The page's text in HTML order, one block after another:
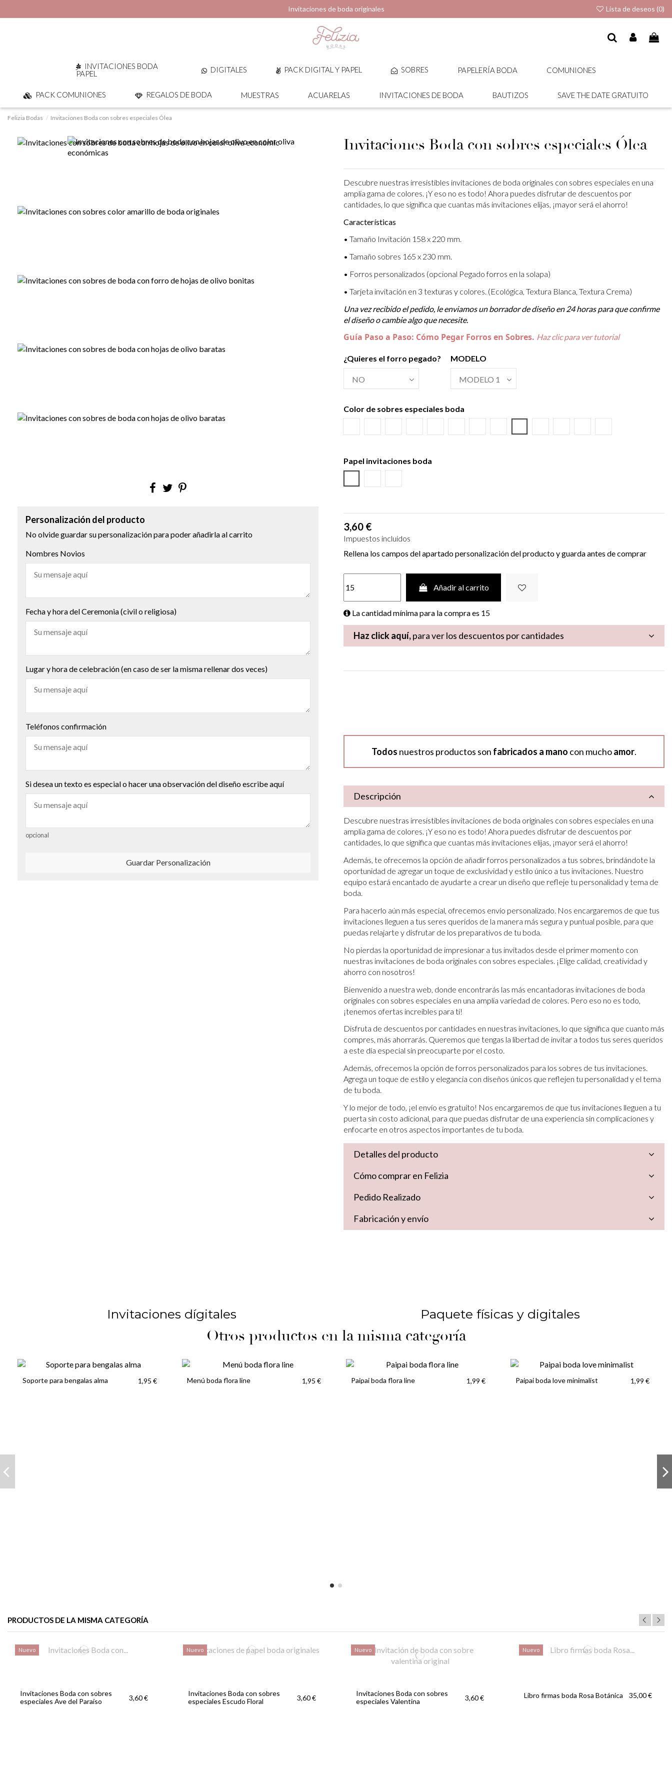
Invitaciones de boda originales Lista de deseos (0)
INVITACIONES BODA
PAPEL
DIGITALES PACK DIGITAL Y PAPEL SOBRES PAPELERÍA BODA COMUNIONES
PACK COMUNIONES REGALOS DE BODA MUESTRAS ACUARELAS INVITACIONES DE BODA BAUTIZOS SAVE THE DATE GRATUITO
Felizia Bodas Invitaciones Boda con sobres especiales Ólea
Personalización del producto
No olvide guardar su personalización para poder añadirla al carrito
Nombres Novios
Fecha y hora del Ceremonia (civil o religiosa)
Lugar y hora de celebración (en caso de ser la misma rellenar dos veces)
Teléfonos confirmación
Si desea un texto es especial o hacer una observación del diseño escribe aquí
opcional
Guardar Personalización
Invitaciones Boda con sobres especiales Ólea
Descubre nuestras irresistibles invitaciones de boda originales con sobres especiales en una
amplia gama de colores. ¡Y eso no es todo! Ahora puedes disfrutar de descuentos por
cantidades, lo que significa que cuantas más invitaciones elijas, ¡mayor será el ahorro!
Características
• Tamaño Invitación 158 x 220 mm.
• Tamaño sobres 165 x 230 mm.
• Forros personalizados (opcional Pegado forros en la solapa)
• Tarjeta invitación en 3 texturas y colores. (Ecológica, Textura Blanca, Textura Crema)
Una vez recibido el pedido, le enviamos un borrador de diseño en 24 horas para que confirme
el diseño o cambie algo que necesite.
Guía Paso a Paso: Cómo Pegar Forros en Sobres. Haz clic para ver tutorial
¿Quieres el forro pegado? MODELO
Color de sobres especiales boda
Papel invitaciones boda
3,60 €
Impuestos incluidos
Rellena los campos del apartado personalización del producto y guarda antes de comprar
Añadir al carrito
La cantidad mínima para la compra es 15
Haz click aquí,para ver los descuentos por cantidades
Todos nuestros productos son fabricados a mano con muchoamor.
Descripción
Descubre nuestras irresistibles invitaciones de boda originales con sobres especiales en una
amplia gama de colores. ¡Y eso no es todo! Ahora puedes disfrutar de descuentos por
cantidades, lo que significa que cuantas más invitaciones elijas, ¡mayor será el ahorro!
Además, te ofrecemos la opción de añadir forros personalizados a tus sobres, brindándote la
oportunidad de agregar un toque de exclusividad y estilo único a tus invitaciones. Nuestro
equipo estará encantado de ayudarte a crear un diseño que refleje tu personalidad y tema de
boda.
Para hacerlo aún más especial, ofrecemos envío personalizado. Nos encargaremos de que tus
invitaciones lleguen a tus seres queridos de la manera más segura y puntual posible, para que
puedas relajarte y disfrutar de los preparativos de tu boda.
No pierdas la oportunidad de impresionar a tus invitados desde el primer momento con
nuestras invitaciones de boda originales con sobres especiales. ¡Elige calidad, creatividad y
ahorro con nosotros!
Bienvenido a nuestra web, donde encontrarás las más encantadoras invitaciones de boda
originales con sobres especiales en una amplia variedad de colores. Pero eso no es todo,
¡tenemos ofertas increíbles para ti!
Disfruta de descuentos por cantidades en nuestras invitaciones, lo que significa que cuanto más
compres, más ahorrarás. Queremos que tengas la libertad de invitar a todos tus seres queridos
a este día especial sin preocuparte por el costo.
Además, ofrecemos la opción de forros personalizados para los sobres de tus invitaciones.
Agrega un toque de estilo y elegancia con diseños únicos que reflejen tu personalidad y el tema
de tu boda.
Y lo mejor de todo, ¡el envío es gratuito! Nos encargaremos de que tus invitaciones lleguen a tu
puerta sin costo adicional, para que puedas disfrutar de una experiencia sin complicaciones y
enfocarte en otros aspectos importantes de tu boda.
Detalles del producto
Cómo comprar en Felizia
Pedido Realizado
Fabricación y envío
Invitaciones dígitales Paquete físicas y digitales
Otros productos en la misma categoría
Soporte para bengalas alma 1,95 € Menú boda flora line 1,95 € Paipai boda flora line 1,99 € Paipai boda love minimalist 1,99 €
PRODUCTOS DE LA MISMA CATEGORÍA
Nuevo
Invitaciones Boda con sobres
especiales Ave del Paraíso
3,60 €
Nuevo
Invitaciones Boda con sobres
especiales Escudo Floral
3,60 €
Nuevo
Invitaciones Boda con sobres
especiales Valentina
3,60 €
Nuevo
Libro firmas boda Rosa Botánica 35,00 €